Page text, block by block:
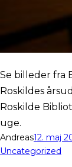
Se billeder fra
Roskildes
Roskilde
uge.
Andreas12. maj
Uncategorized